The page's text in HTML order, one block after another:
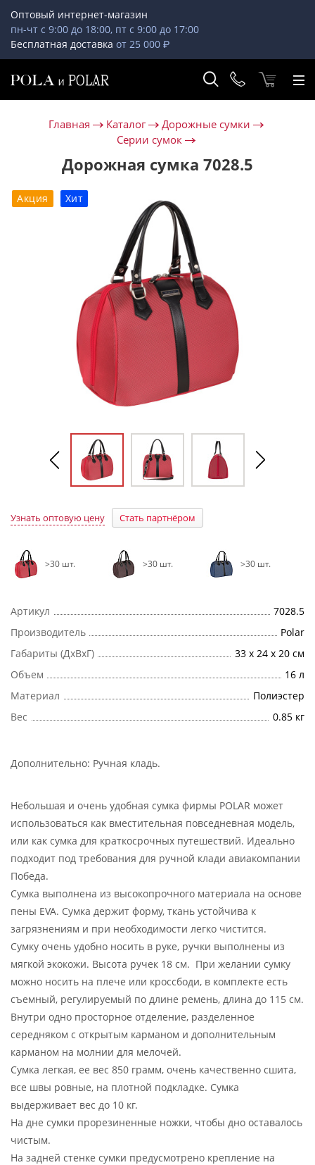
Оптовый интернет-магазин
пн-чт с 9:00 до 18:00, пт с 9:00 до 17:00
Бесплатная доставка от 25 000 ₽
Главная Каталог
Дорожные сумки
Серии сумок
Дорожная сумка 7028.5
Акция Хит
Узнать оптовую цену Стать партнёром
>30 шт. >30 шт. >30 шт.
Артикул
7028.5
Производитель
Polar
Габариты (ДхВхГ)
33 х 24 х 20 см
Объем
16 л
Материал
Полиэстер
Вес
0.85 кг
Дополнительно: Ручная кладь.
Небольшая и очень удобная сумка фирмы POLAR может
использоваться как вместительная повседневная модель,
или как сумка для краткосрочных путешествий. Идеально
подходит под требования для ручной клади авиакомпании
Победа.
Сумка выполнена из высокопрочного материала на основе
пены EVA. Сумка держит форму, ткань устойчива к
загрязнениям и при необходимости легко чистится.
Сумку очень удобно носить в руке, ручки выполнены из
мягкой экокожи. Высота ручек 18 см. При желании сумку
можно носить на плече или кроссбоди, в комплекте есть
съемный, регулируемый по длине ремень, длина до 115 см.
Внутри одно просторное отделение, разделенное
середняком с открытым карманом и дополнительным
карманом на молнии для мелочей.
Сумка легкая, ее вес 850 грамм, очень качественно сшита,
все швы ровные, на плотной подкладке. Сумка
выдерживает вес до 10 кг.
На дне сумки прорезиненные ножки, чтобы дно оставалось
чистым.
На задней стенке сумки предусмотрено крепление на